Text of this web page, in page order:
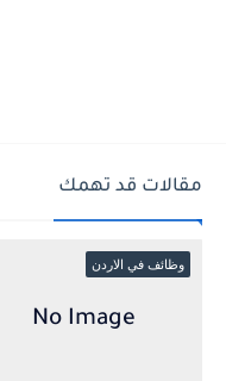
مقالات قد تهمك
وظائف في الاردن